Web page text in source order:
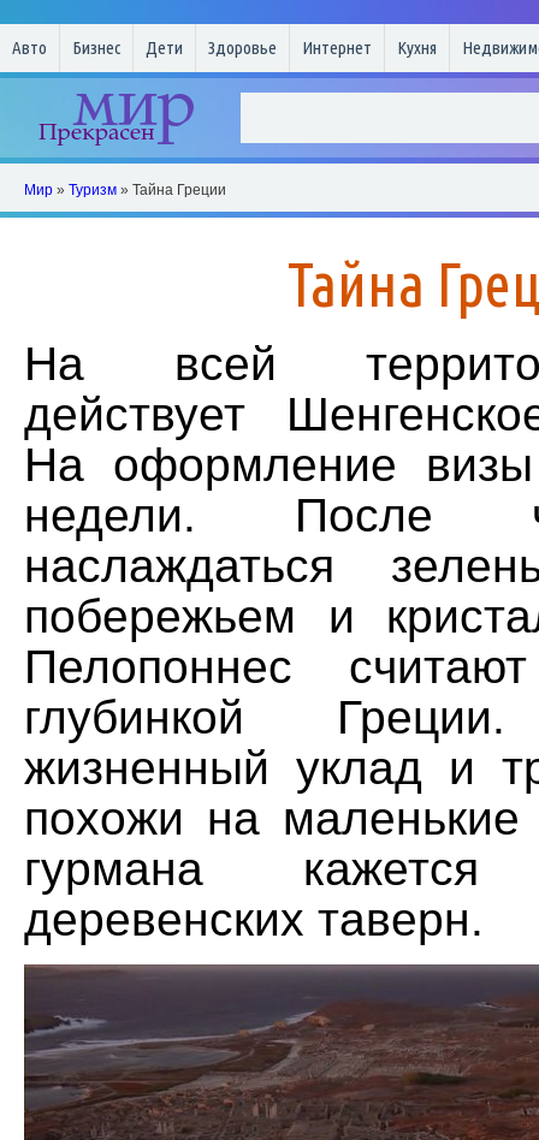
Авто Бизнес Дети Здоровье Интернет Кухня
Мир » Туризм » Тайна Греции
Тайна
На всей
действует
На оформление визы
недели. После
наслаждаться
побережьем и
Пелопоннес
глубинкой
жизненный уклад и
похожи на
гурмана
деревенских таверн.